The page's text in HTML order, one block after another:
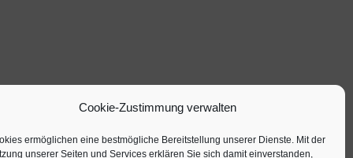
Cookie-Zustimmung verwalten
ermöglichen eine bestmögliche Bereitstellung unserer Dienste. Mit der
unserer Seiten und Services erklären Sie sich damit einverstanden,